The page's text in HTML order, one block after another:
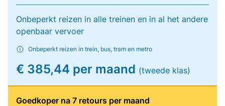
Onbeperkt reizen in alle treinen en in al het andere
openbaar vervoer
Onbeperkt reizen in trein, bus, tram en metro
€ 385,44 per maand (tweede klas)
Goedkoper na 7 retours per maand